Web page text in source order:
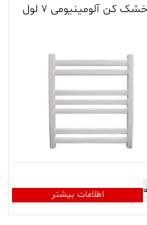
حوله خشک کن آلومینیومی ۷ لول
اطلاعات بیشتر